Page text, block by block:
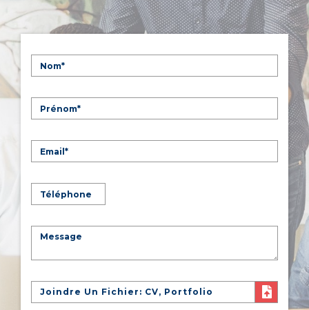
Joindre Un Fichier: CV, Portfolio